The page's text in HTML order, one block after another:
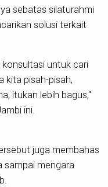
sebatas silaturahmi
solusi terkait
konsultasi untuk cari
kita pisah-pisah,
itukan lebih bagus,"
ini.
juga membahas
sampai mengara